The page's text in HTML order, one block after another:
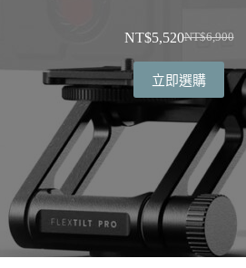
NT$6,900
原
始
價
格：
NT$6,900。
NT$5,520目
前
價
格：
NT$5,520。
立即選購